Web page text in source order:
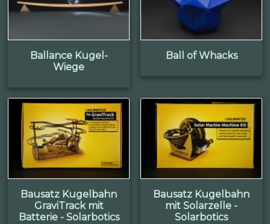
Ballance Kugel-
Wiege
Ball of Whacks
Bausatz Kugelbahn
GraviTrack mit
Batterie - Solarbotics
Bausatz Kugelbahn
mit Solarzelle -
Solarbotics